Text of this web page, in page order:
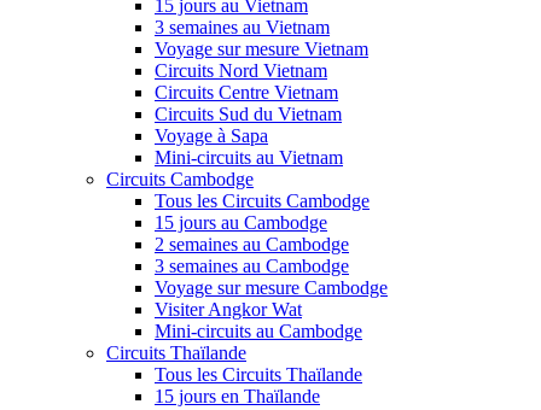
15 jours au Vietnam
3 semaines au Vietnam
Voyage sur mesure Vietnam
Circuits Nord Vietnam
Circuits Centre Vietnam
Circuits Sud du Vietnam
Voyage à Sapa
Mini-circuits au Vietnam
Circuits Cambodge
Tous les Circuits Cambodge
15 jours au Cambodge
2 semaines au Cambodge
3 semaines au Cambodge
Voyage sur mesure Cambodge
Visiter Angkor Wat
Mini-circuits au Cambodge
Circuits Thaïlande
Tous les Circuits Thaïlande
15 jours en Thaïlande